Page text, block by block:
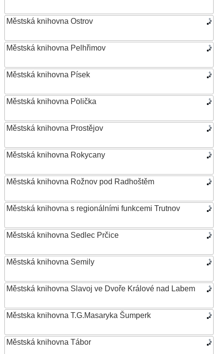
Městská knihovna Ostrov
Městská knihovna Pelhřimov
Městská knihovna Písek
Městská knihovna Polička
Městská knihovna Prostějov
Městská knihovna Rokycany
Městská knihovna Rožnov pod Radhoštěm
Městská knihovna s regionálními funkcemi Trutnov
Městská knihovna Sedlec Prčice
Městská knihovna Semily
Městská knihovna Slavoj ve Dvoře Králové nad Labem
Městska knihovna T.G.Masaryka Šumperk
Městská knihovna Tábor